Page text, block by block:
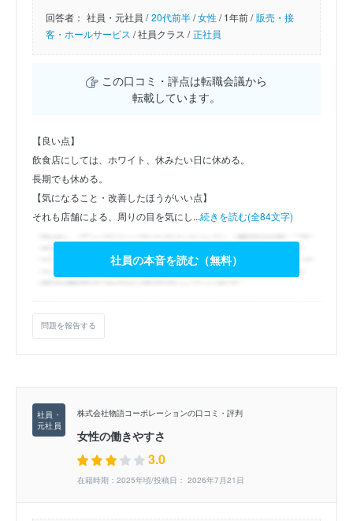
回答者： 社員・元社員 / 20代前半/女性/1年前 / 販売・接
客・ホールサービス /社員クラス / 正社員
この口コミ・評点は転職会議から
転載しています。
【良い点】
飲食店にしては、ホワイト、休みたい日に休める。
長期でも休める。
【気になること・改善したほうがいい点】
それも店舗による、周りの目を気にし...続きを読む(全84文字)
社員の本音を読む（無料）
問題を報告する
株式会社物語コーポレーションの口コミ・評判
女性の働きやすさ
3.0
在籍時期：2025年頃/投稿日： 2026年7月21日